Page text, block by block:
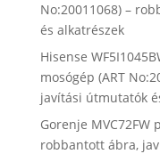
No:20011068) –
és alkatrészek
Hisense
mosógép (ART
javítási útmutatók
Gorenje MVC72FW
robbantott ábra,